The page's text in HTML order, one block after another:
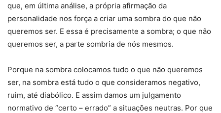
que, em última análise, a própria afirmação da
personalidade nos força a criar uma sombra do que não
queremos ser. E essa é precisamente a sombra; o que não
queremos ser, a parte sombria de nós mesmos.
Porque na sombra colocamos tudo o que não queremos
ser, na sombra está tudo o que consideramos negativo,
ruim, até diabólico. E assim damos um julgamento
normativo de “certo – errado” a situações neutras. Por que